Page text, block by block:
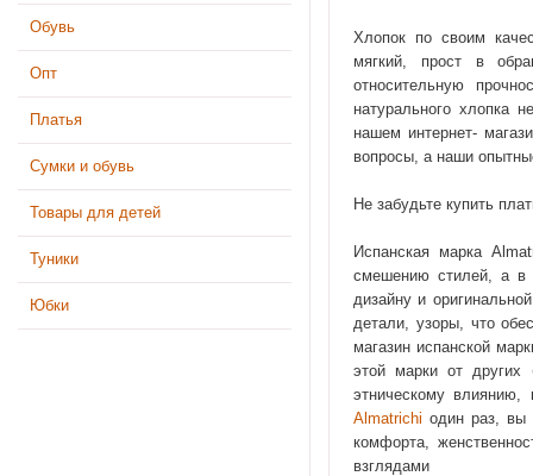
Обувь
Опт
Платья
Сумки и обувь
Товары для детей
Туники
Юбки
Хлопок по своим
мягкий, прост в
относительную
натурального хлопка
нашем интернет-
вопросы, а наши
Не забудьте купить
Испанская марка
смешению стилей, а в
дизайну и
детали, узоры, что
магазин испанской
этой марки от других
этническому
Almatrichi один раз, вы
комфорта,
взглядами